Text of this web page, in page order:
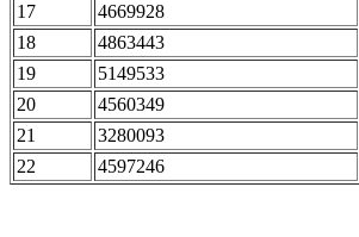
17 4669928
18 4863443
19 5149533
20 4560349
21 3280093
22 4597246